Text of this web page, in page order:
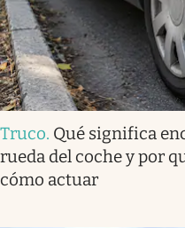
Truco. Qué significa
rueda del coche y por
cómo actuar